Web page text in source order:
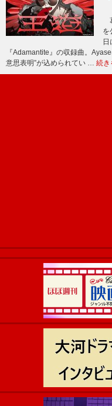
を
日
『Adamantite』の収録曲。
意思表明”が込められてい … 続き